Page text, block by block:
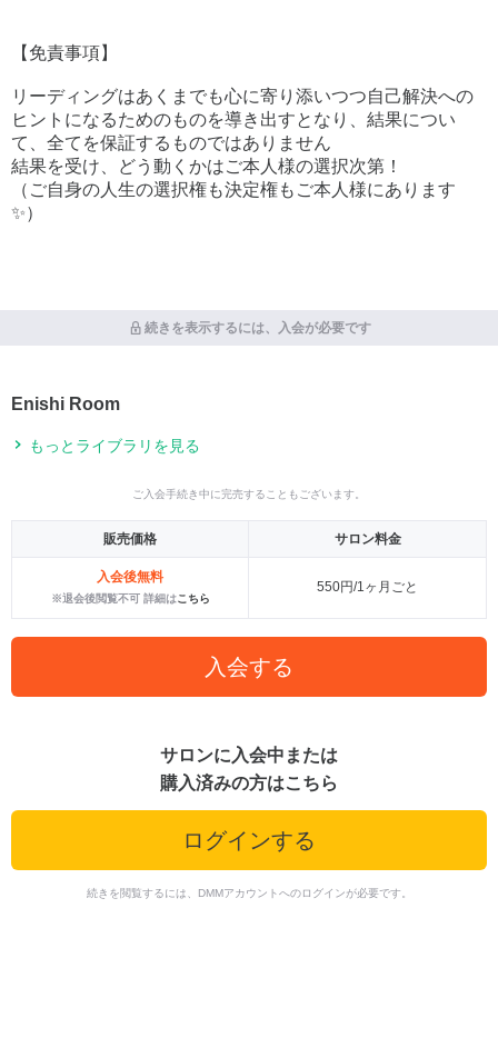
【免責事項】
リーディングはあくまでも心に寄り添いつつ自己解決への
ヒントになるためのものを導き出すとなり、結果につい
て、全てを保証するものではありません
結果を受け、どう動くかはご本人様の選択次第！
（ご自身の人生の選択権も決定権もご本人様にあります
✨）
続きを表示するには、入会が必要です
Enishi Room
もっとライブラリを見る
ご入会手続き中に完売することもございます。
販売価格 サロン料金
入会後無料
※退会後閲覧不可 詳細はこちら
550円/1ヶ月ごと
入会する
サロンに入会中または
購入済みの方はこちら
ログインする
続きを閲覧するには、DMMアカウントへのログインが必要です。